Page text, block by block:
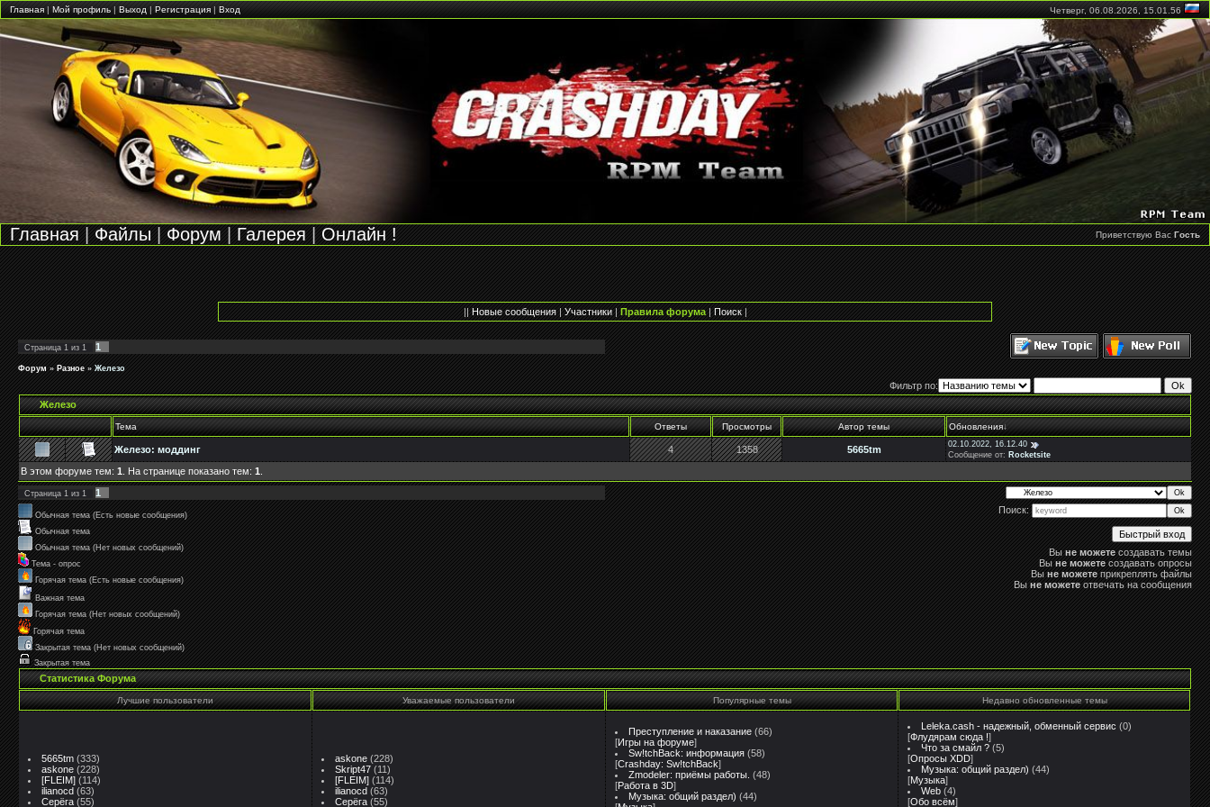
Главная | Мой профиль | Выход | Регистрация | Вход Четверг, 06.08.2026, 15.01.56
Главная|Файлы|Форум|Галерея|Онлайн ! Приветствую ВасГость
||Новые сообщения|Участники|Правила форума|Поиск|
Страница 1 из 1 1
Форум » Разное » Железо
Фильтр по:
Железо
Тема Ответы Просмотры Автор темы Обновления↓
Железо: моддинг 4 1358 5665tm
02.10.2022, 16.12.40
Сообщение от: Rocketsite
В этом форуме тем: 1. На странице показано тем: 1.
Страница 1 из 1 1
Обычная тема (Есть новые сообщения)
Обычная тема
Обычная тема (Нет новых сообщений)
Тема - опрос
Горячая тема (Есть новые сообщения)
Важная тема
Горячая тема (Нет новых сообщений)
Горячая тема
Закрытая тема (Нет новых сообщений)
Закрытая тема
Поиск:
Выне можетесоздавать темы
Выне можетесоздавать опросы
Выне можетеприкреплять файлы
Выне можетеотвечать на сообщения
Статистика Форума
Лучшие пользователи Уважаемые пользователи Популярные темы Недавно обновленные темы
5665tm(333)
askone(228)
[FLEIM] (114)
ilianocd (63)
Серёга(55)
askone(228)
Skript47(11)
[FLEIM] (114)
ilianocd (63)
Серёга(55)
Преступление и наказание (66)
[Игры на форуме]
Sw!tchBack: информация (58)
[Crashday: Sw!tchBack]
Zmodeler: приёмы работы. (48)
[Работа в 3D]
Музыка: общий раздел) (44)
Leleka.cash - надежный, обменный сервис (0)
[Флудярам сюда !]
Что за смайл ? (5)
[Опросы XDD]
Музыка: общий раздел) (44)
[Музыка]
Web (4)
[Обо всём]